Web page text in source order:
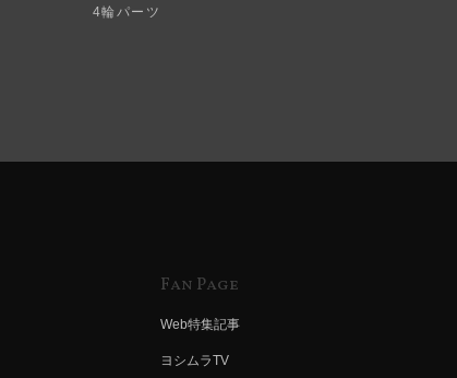
4輪パーツ
Fan Page
Web特集記事
ヨシムラTV